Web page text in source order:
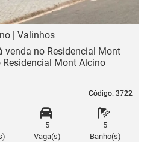
| Valinhos
Código. 3722
Código. 3722
venda no Residencial Mont
Mont Alcino
5
Vaga(s)
5
Banho(s)